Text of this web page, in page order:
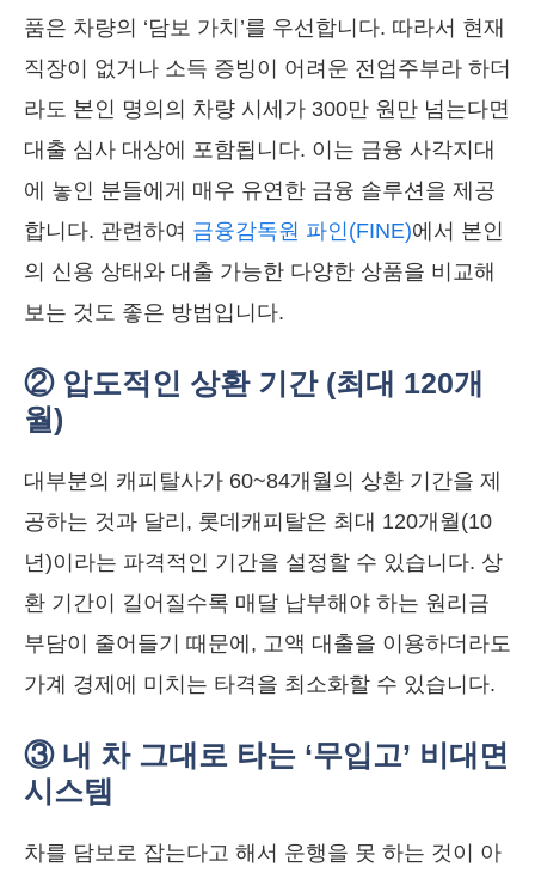
품은 차량의 ‘담보 가치’를 우선합니다. 따라서 현재
직장이 없거나 소득 증빙이 어려운 전업주부라 하더
라도 본인 명의의 차량 시세가 300만 원만 넘는다면
대출 심사 대상에 포함됩니다. 이는 금융 사각지대
에 놓인 분들에게 매우 유연한 금융 솔루션을 제공
합니다. 관련하여 금융감독원 파인(FINE)에서 본인
의 신용 상태와 대출 가능한 다양한 상품을 비교해
보는 것도 좋은 방법입니다.
② 압도적인 상환 기간 (최대 120개
월)
대부분의 캐피탈사가 60~84개월의 상환 기간을 제
공하는 것과 달리, 롯데캐피탈은 최대 120개월(10
년)이라는 파격적인 기간을 설정할 수 있습니다. 상
환 기간이 길어질수록 매달 납부해야 하는 원리금
부담이 줄어들기 때문에, 고액 대출을 이용하더라도
가계 경제에 미치는 타격을 최소화할 수 있습니다.
③ 내 차 그대로 타는 ‘무입고’ 비대면
시스템
차를 담보로 잡는다고 해서 운행을 못 하는 것이 아